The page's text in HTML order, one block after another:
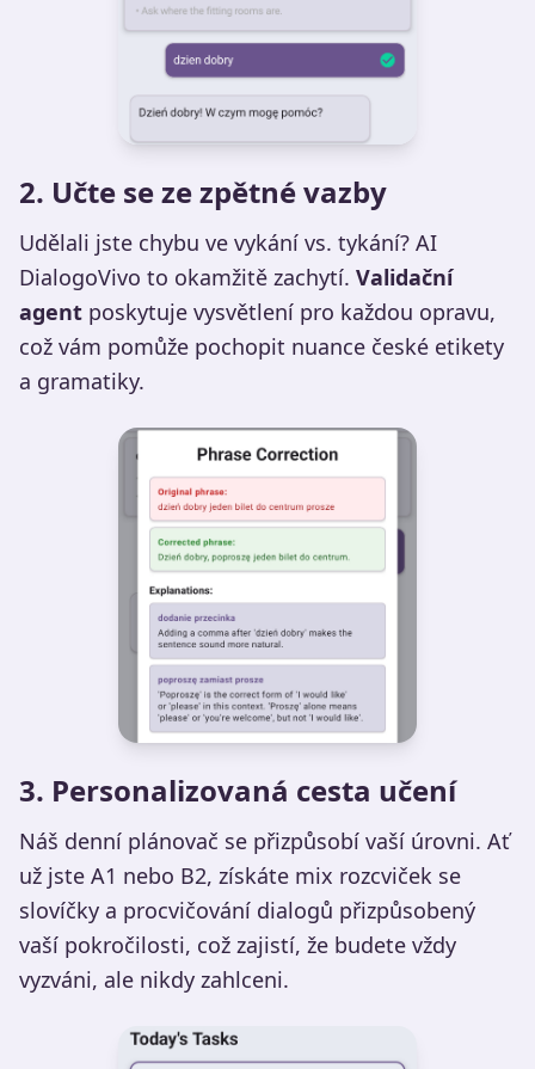
2. Učte se ze zpětné vazby
Udělali jste chybu ve vykání vs. tykání? AI
DialogoVivo to okamžitě zachytí. Validační
agent poskytuje vysvětlení pro každou opravu,
což vám pomůže pochopit nuance české etikety
a gramatiky.
3. Personalizovaná cesta učení
Náš denní plánovač se přizpůsobí vaší úrovni. Ať
už jste A1 nebo B2, získáte mix rozcviček se
slovíčky a procvičování dialogů přizpůsobený
vaší pokročilosti, což zajistí, že budete vždy
vyzváni, ale nikdy zahlceni.